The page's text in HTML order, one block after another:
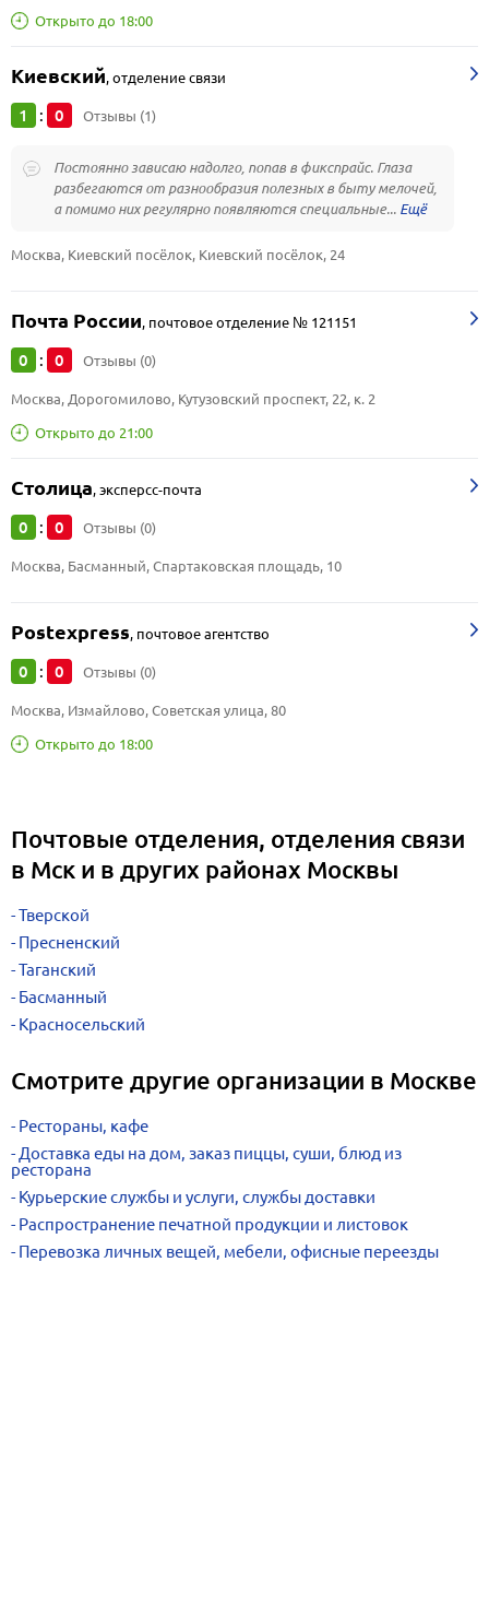
Открыто до 18:00
Киевский,отделение связи
1 : 0 Отзывы (1)
Постоянно зависаю надолго, попав в фикспрайс. Глаза
разбегаются от разнообразия полезных в быту мелочей,
а помимо них регулярно появляются специальные...
Москва, Киевский посёлок, Киевский посёлок, 24
Почта России, почтовое отделение № 121151
0 : 0 Отзывы (0)
Открыто до 21:00
Москва, Дорогомилово, Кутузовский проспект, 22, к. 2
Столица,эксперсс-почта
0 : 0 Отзывы (0)
Москва, Басманный, Спартаковская площадь, 10
Postexpress, почтовое агентство
0 : 0 Отзывы (0)
Открыто до 18:00
Москва, Измайлово, Советская улица, 80
Почтовые отделения, отделения связи
в Мск и в других районах Москвы
Тверской
Пресненский
Таганский
Басманный
Красносельский
Смотрите другие организации в Москве
Рестораны, кафе
Доставка еды на дом, заказ пиццы, суши, блюд из
ресторана
Курьерские службы и услуги, службы доставки
Распространение печатной продукции и листовок
Перевозка личных вещей, мебели, офисные переезды